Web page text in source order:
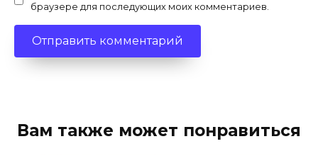
браузере для последующих моих комментариев.
Вам также может понравиться